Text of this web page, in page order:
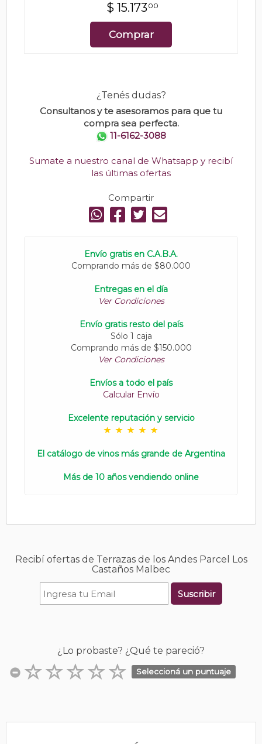
$ 15.173 00
Comprar
¿Tenés dudas?
Consultanos y te asesoramos para que tu
compra sea perfecta.
11-6162-3088
Sumate a nuestro canal de Whatsapp y recibí
las últimas ofertas
Compartir
Envío gratis en C.A.B.A.
Comprando más de $80.000
Entregas en el día
Ver Condiciones
Envío gratis resto del país
Sólo 1 caja
Comprando más de $150.000
Ver Condiciones
Envíos a todo el país
Calcular Envío
Excelente reputación y servicio
El catálogo de vinos más grande de Argentina
Más de 10 años vendiendo online
Recibí ofertas de Terrazas de los Andes Parcel Los
Castaños Malbec
Suscribir
¿Lo probaste? ¿Qué te pareció?
Seleccioná un puntuaje